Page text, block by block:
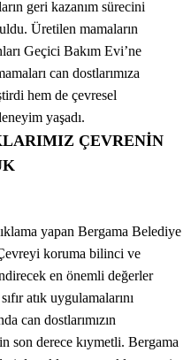
geri kazanım sürecini
Üretilen mamaların
Geçici Bakım Evi’ne
can dostlarımıza
hem de çevresel
yaşadı.
ÇEVRENİN
yapan Bergama Belediye
koruma bilinci ve
en önemli değerler
atık uygulamalarını
can dostlarımızın
son derece kıymetli. Bergama